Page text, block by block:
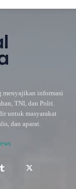
menyajikan informasi
TNI, dan Polri.
untuk masyarakat
dan aparat.